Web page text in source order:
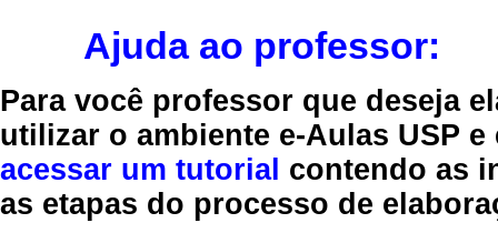
Ajuda ao professor:
Para você professor que deseja
utilizar o ambiente e-Aulas USP
acessar um tutorial contendo as
as etapas do processo de